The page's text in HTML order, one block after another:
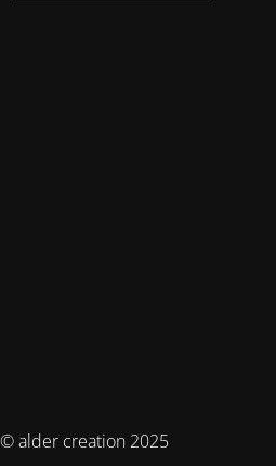
© alder creation 2025